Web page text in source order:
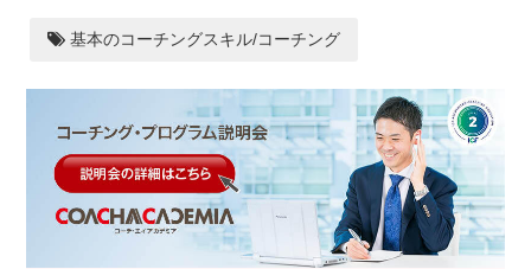
基本のコーチングスキル/コーチング